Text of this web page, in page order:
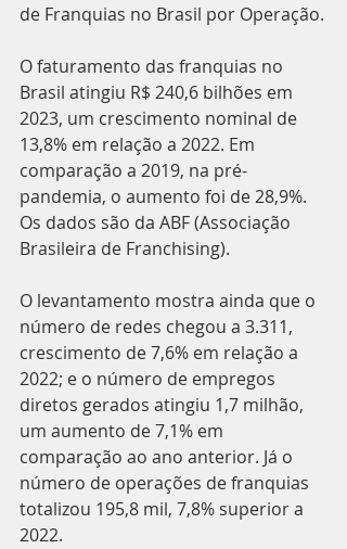
de Franquias no Brasil por Operação.
O faturamento das franquias no
Brasil atingiu R$ 240,6 bilhões em
2023, um crescimento nominal de
13,8% em relação a 2022. Em
comparação a 2019, na pré-
pandemia, o aumento foi de 28,9%.
Os dados são da ABF (Associação
Brasileira de Franchising).
O levantamento mostra ainda que o
número de redes chegou a 3.311,
crescimento de 7,6% em relação a
2022; e o número de empregos
diretos gerados atingiu 1,7 milhão,
um aumento de 7,1% em
comparação ao ano anterior. Já o
número de operações de franquias
totalizou 195,8 mil, 7,8% superior a
2022.